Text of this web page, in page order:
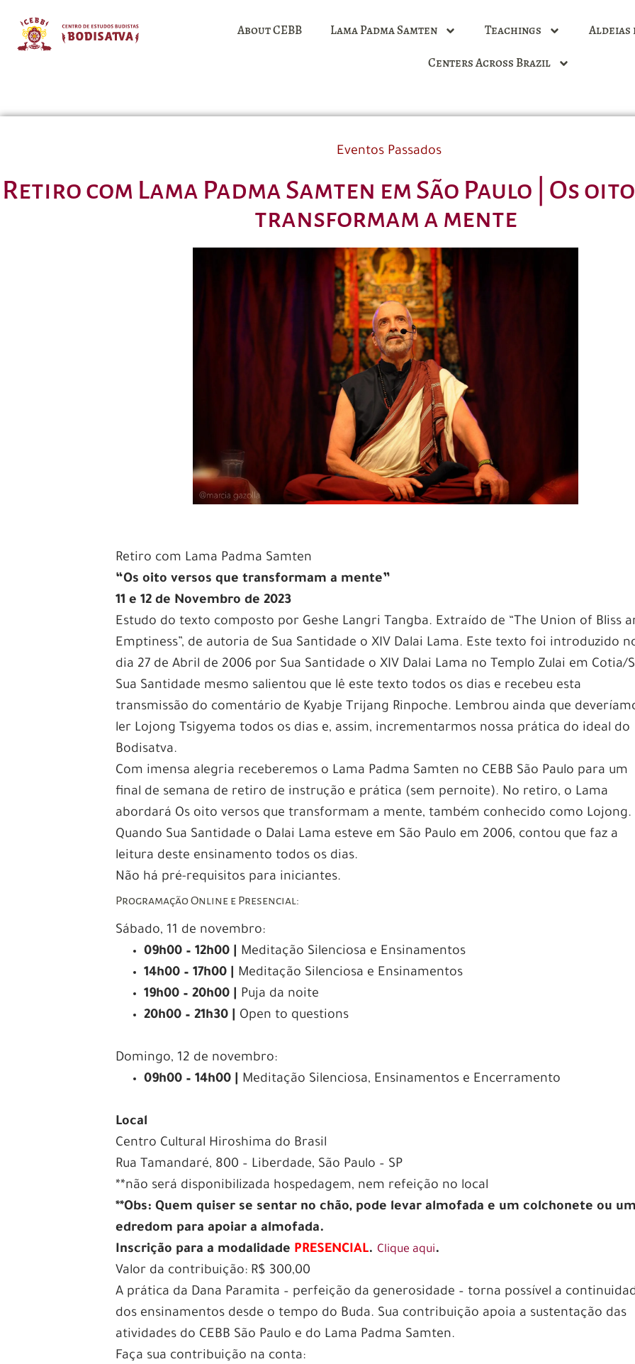
About CEBB Lama Padma Samten Teachings
Aldeias
Centers Across Brazil
Eventos Passados
Retiro com Lama Padma Samten em São Paulo | Os
transformam a mente
Retiro com Lama Padma Samten
“Os oito versos que transformam a mente”
11 e 12 de Novembro de 2023
Estudo do texto composto por Geshe Langri Tangba. Extraído de “The Union of Bliss
Emptiness”, de autoria de Sua Santidade o XIV Dalai Lama. Este texto foi introduzido
dia 27 de Abril de 2006 por Sua Santidade o XIV Dalai Lama no Templo Zulai em Cotia/
Sua Santidade mesmo salientou que lê este texto todos os dias e recebeu esta
transmissão do comentário de Kyabje Trijang Rinpoche. Lembrou ainda que
ler Lojong Tsigyema todos os dias e, assim, incrementarmos nossa prática do ideal do
Bodisatva.
Com imensa alegria receberemos o Lama Padma Samten no CEBB São Paulo para um
final de semana de retiro de instrução e prática (sem pernoite). No retiro, o Lama
abordará Os oito versos que transformam a mente, também conhecido como Lojong.
Quando Sua Santidade o Dalai Lama esteve em São Paulo em 2006, contou que faz a
leitura deste ensinamento todos os dias.
Não há pré-requisitos para iniciantes.
Programação Online e Presencial:
Sábado, 11 de novembro:
09h00 – 12h00 |
Meditação Silenciosa e Ensinamentos
14h00 – 17h00 |
Meditação Silenciosa e Ensinamentos
19h00 – 20h00 |
Puja da noite
20h00 – 21h30 |
Open to questions
Domingo, 12 de novembro:
09h00 – 14h00 |
Meditação Silenciosa, Ensinamentos e Encerramento
Local
Centro Cultural Hiroshima do Brasil
Rua Tamandaré, 800 – Liberdade, São Paulo – SP
**não será disponibilizada hospedagem, nem refeição no local
**Obs: Quem quiser se sentar no chão, pode levar almofada e um colchonete ou
edredom para apoiar a almofada.
Inscrição para a modalidade PRESENCIAL. Clique aqui.
Valor da contribuição: R$ 300,00
A prática da Dana Paramita – perfeição da generosidade – torna possível a
dos ensinamentos desde o tempo do Buda. Sua contribuição apoia a sustentação das
atividades do CEBB São Paulo e do Lama Padma Samten.
Faça sua contribuição na conta: